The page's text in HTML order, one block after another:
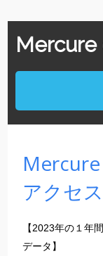
Mercure
アクセ
【2023年の１年
データ】